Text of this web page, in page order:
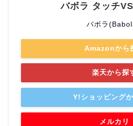
バボラ タッチVS
バボラ
Amazonから
楽天から探
Y!ショッピング
メルカリ